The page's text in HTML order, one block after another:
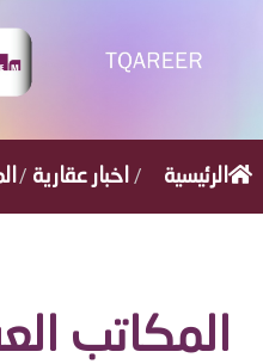
الرئيسية / اخبار عقارية /
المكاتب